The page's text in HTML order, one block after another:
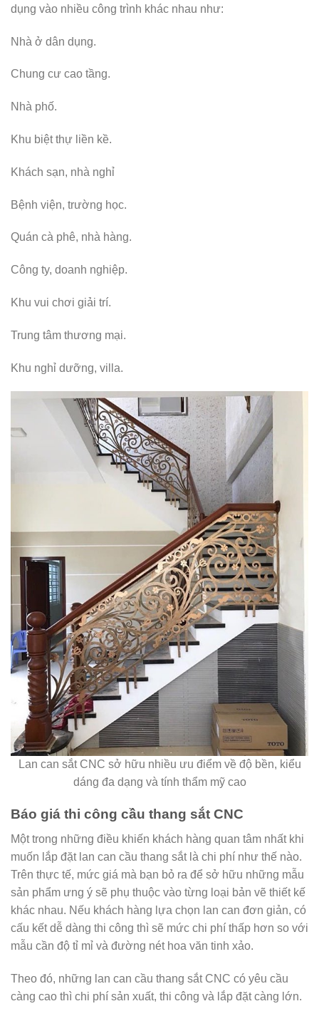
dụng vào nhiều công trình khác nhau như:
Nhà ở dân dụng.
Chung cư cao tầng.
Nhà phố.
Khu biệt thự liền kề.
Khách sạn, nhà nghỉ
Bệnh viện, trường học.
Quán cà phê, nhà hàng.
Công ty, doanh nghiệp.
Khu vui chơi giải trí.
Trung tâm thương mại.
Khu nghỉ dưỡng, villa.
Lan can sắt CNC sở hữu nhiều ưu điểm về độ bền, kiểu
dáng đa dạng và tính thẩm mỹ cao
Báo giá thi công cầu thang sắt CNC
Một trong những điều khiến khách hàng quan tâm nhất khi
muốn lắp đặt lan can cầu thang sắt là chi phí như thế nào.
Trên thực tế, mức giá mà bạn bỏ ra để sở hữu những mẫu
sản phẩm ưng ý sẽ phụ thuộc vào từng loại bản vẽ thiết kế
khác nhau. Nếu khách hàng lựa chọn lan can đơn giản, có
cấu kết dễ dàng thi công thì sẽ mức chi phí thấp hơn so với
mẫu cần độ tỉ mỉ và đường nét hoa văn tinh xảo.
Theo đó, những lan can cầu thang sắt CNC có yêu cầu
càng cao thì chi phí sản xuất, thi công và lắp đặt càng lớn.